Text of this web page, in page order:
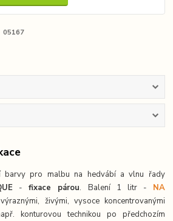
05167
barvy pro malbu na hedvábí a vlnu řady
-fixace párou. Balení 1 litr - NA
živými, vysoce koncentrovanými
konturovou technikou po předchozím